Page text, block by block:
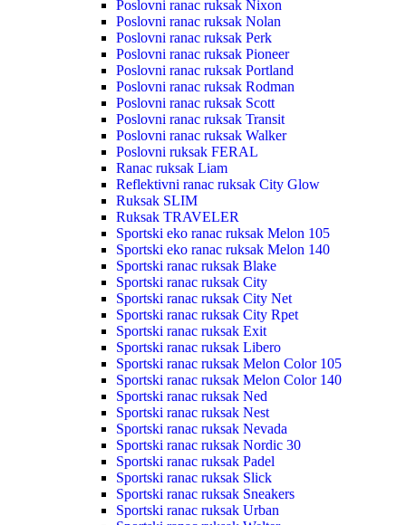
Poslovni ranac ruksak Nixon
Poslovni ranac ruksak Nolan
Poslovni ranac ruksak Perk
Poslovni ranac ruksak Pioneer
Poslovni ranac ruksak Portland
Poslovni ranac ruksak Rodman
Poslovni ranac ruksak Scott
Poslovni ranac ruksak Transit
Poslovni ranac ruksak Walker
Poslovni ruksak FERAL
Ranac ruksak Liam
Reflektivni ranac ruksak City Glow
Ruksak SLIM
Ruksak TRAVELER
Sportski eko ranac ruksak Melon 105
Sportski eko ranac ruksak Melon 140
Sportski ranac ruksak Blake
Sportski ranac ruksak City
Sportski ranac ruksak City Net
Sportski ranac ruksak City Rpet
Sportski ranac ruksak Exit
Sportski ranac ruksak Libero
Sportski ranac ruksak Melon Color 105
Sportski ranac ruksak Melon Color 140
Sportski ranac ruksak Ned
Sportski ranac ruksak Nest
Sportski ranac ruksak Nevada
Sportski ranac ruksak Nordic 30
Sportski ranac ruksak Padel
Sportski ranac ruksak Slick
Sportski ranac ruksak Sneakers
Sportski ranac ruksak Urban